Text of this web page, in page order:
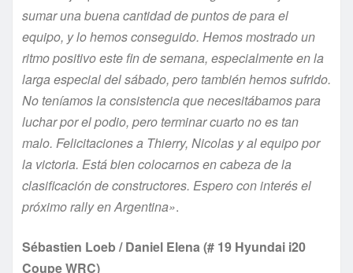
sumar una buena cantidad de puntos de para el
equipo, y lo hemos conseguido. Hemos mostrado un
ritmo positivo este fin de semana, especialmente en la
larga especial del sábado, pero también hemos sufrido.
No teníamos la consistencia que necesitábamos para
luchar por el podio, pero terminar cuarto no es tan
malo. Felicitaciones a Thierry, Nicolas y al equipo por
la victoria. Está bien colocarnos en cabeza de la
clasificación de constructores. Espero con interés el
próximo rally en Argentina».
Sébastien Loeb / Daniel Elena (# 19 Hyundai i20
Coupe WRC)